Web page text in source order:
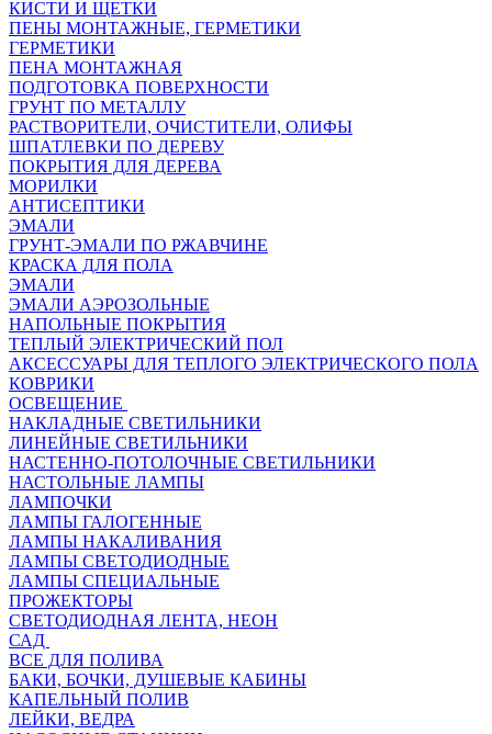
КИСТИ И ЩЕТКИ
ПЕНЫ МОНТАЖНЫЕ, ГЕРМЕТИКИ
ГЕРМЕТИКИ
ПЕНА МОНТАЖНАЯ
ПОДГОТОВКА ПОВЕРХНОСТИ
ГРУНТ ПО МЕТАЛЛУ
РАСТВОРИТЕЛИ, ОЧИСТИТЕЛИ, ОЛИФЫ
ШПАТЛЕВКИ ПО ДЕРЕВУ
ПОКРЫТИЯ ДЛЯ ДЕРЕВА
МОРИЛКИ
АНТИСЕПТИКИ
ЭМАЛИ
ГРУНТ-ЭМАЛИ ПО РЖАВЧИНЕ
КРАСКА ДЛЯ ПОЛА
ЭМАЛИ
ЭМАЛИ АЭРОЗОЛЬНЫЕ
НАПОЛЬНЫЕ ПОКРЫТИЯ
ТЕПЛЫЙ ЭЛЕКТРИЧЕСКИЙ ПОЛ
АКСЕССУАРЫ ДЛЯ ТЕПЛОГО ЭЛЕКТРИЧЕСКОГО ПОЛА
КОВРИКИ
ОСВЕЩЕНИЕ
НАКЛАДНЫЕ СВЕТИЛЬНИКИ
ЛИНЕЙНЫЕ СВЕТИЛЬНИКИ
НАСТЕННО-ПОТОЛОЧНЫЕ СВЕТИЛЬНИКИ
НАСТОЛЬНЫЕ ЛАМПЫ
ЛАМПОЧКИ
ЛАМПЫ ГАЛОГЕННЫЕ
ЛАМПЫ НАКАЛИВАНИЯ
ЛАМПЫ СВЕТОДИОДНЫЕ
ЛАМПЫ СПЕЦИАЛЬНЫЕ
ПРОЖЕКТОРЫ
СВЕТОДИОДНАЯ ЛЕНТА, НЕОН
САД
ВСЕ ДЛЯ ПОЛИВА
БАКИ, БОЧКИ, ДУШЕВЫЕ КАБИНЫ
КАПЕЛЬНЫЙ ПОЛИВ
ЛЕЙКИ, ВЕДРА